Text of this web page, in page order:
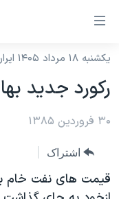
لینکهای
دسترسی
جهش
محتوای
جهش
به
صفحه
نسخه سبک
موضوع ها
ایران
برنامه های تلویزیونی
جدول برنامه ها
یکشنبه ۱۸ مرداد ۱۴۰۵ ایران ۱۲:۵۲
رکورد جديد
۳۰ فروردین ۱۳۸۵
اشتراک
قيمت های نفت خام